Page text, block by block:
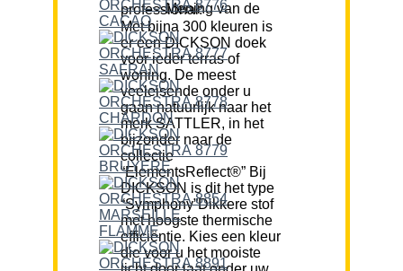
Mening van de professional:
Met bijna 300 kleuren is
er een DICKSON doek
voor ieder terras of
woning. De meest
veeleisende onder u
gaan natuurlijk naar het
merk SATTLER, in het
bijzonder naar de
collectie
“ElementsReflect®” Bij
DICKSON is dit het type
“Symphony”Dikkere stof
met hoogste thermische
efficiëntie. Kies een kleur
die voor u het mooiste